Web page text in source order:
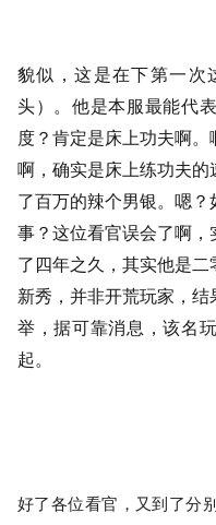
貌似，这是在下第一次
头）。他是本服最能代
度？肯定是床上功夫啊
啊，确实是床上练功夫
了百万的辣个男银。嗯
事？这位看官误会了啊
了四年之久，其实他是
新秀，并非开荒玩家，
举，据可靠消息，该名
起。
好了各位看官，又到了分